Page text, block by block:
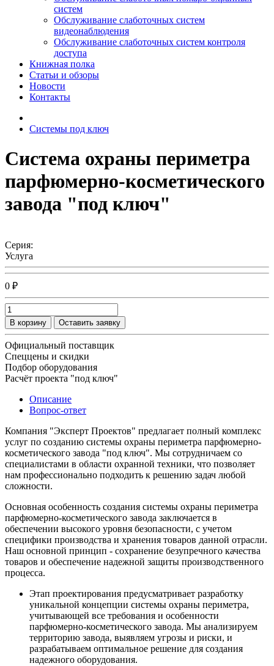
систем
Обслуживание слаботочных систем
видеонаблюдения
Обслуживание слаботочных систем контроля
доступа
Книжная полка
Статьи и обзоры
Новости
Контакты
Системы под ключ
Система охраны периметра
парфюмерно-косметического
завода "под ключ"
Серия:
Услуга
0 ₽
В корзину Оставить заявку
Официальный поставщик
Спеццены и скидки
Подбор оборудования
Расчёт проекта "под ключ"
Описание
Вопрос-ответ
Компания "Эксперт Проектов" предлагает полный комплекс
услуг по созданию системы охраны периметра парфюмерно-
косметического завода "под ключ". Мы сотрудничаем со
специалистами в области охранной техники, что позволяет
нам профессионально подходить к решению задач любой
сложности.
Основная особенность создания системы охраны периметра
парфюмерно-косметического завода заключается в
обеспечении высокого уровня безопасности, с учетом
специфики производства и хранения товаров данной отрасли.
Наш основной принцип - сохранение безупречного качества
товаров и обеспечение надежной защиты производственного
процесса.
Этап проектирования предусматривает разработку
уникальной концепции системы охраны периметра,
учитывающей все требования и особенности
парфюмерно-косметического завода. Мы анализируем
территорию завода, выявляем угрозы и риски, и
разрабатываем оптимальное решение для создания
надежного оборудования.